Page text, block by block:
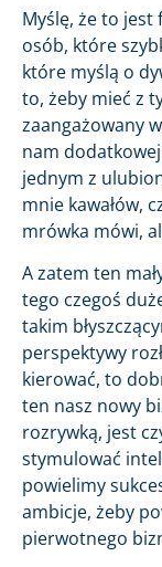
Myślę, że to jest
osób, które
które myślą o
to, żeby mieć z
zaangażowany
nam
jednym z
mnie kawałów,
mrówka mówi,
A zatem ten
tego czegoś
takim
perspektywy
kierować, to
ten nasz nowy
rozrywką, jest
stymulować
powielimy
ambicje, żeby
pierwotnego